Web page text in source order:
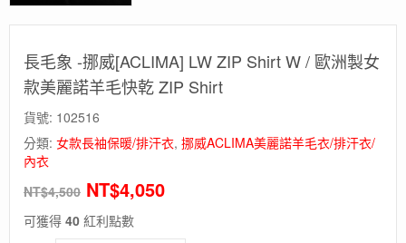
長毛象 -挪威[ACLIMA] LW ZIP Shirt W / 歐洲製女
款美麗諾羊毛快乾 ZIP Shirt
貨號: 102516
分類: 女款長袖保暖/排汗衣, 挪威ACLIMA美麗諾羊毛衣/排汗衣/
內衣
NT$4,500 NT$4,050
可獲得 40 紅利點數